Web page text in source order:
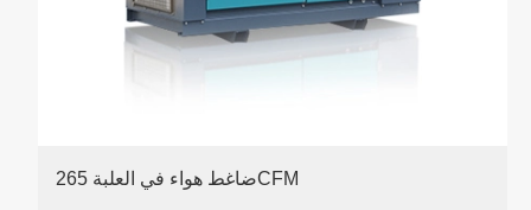
ضاغط هواء في العلبة 265CFM